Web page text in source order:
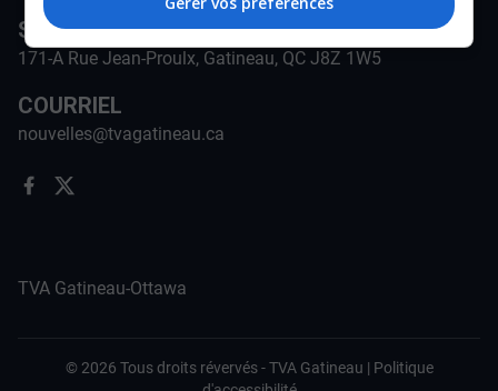
STATION
171-A Rue Jean-Proulx, Gatineau, QC J8Z 1W5
COURRIEL
nouvelles@tvagatineau.ca
TVA Gatineau-Ottawa
© 2026 Tous droits révervés -TVA Gatineau | Politique